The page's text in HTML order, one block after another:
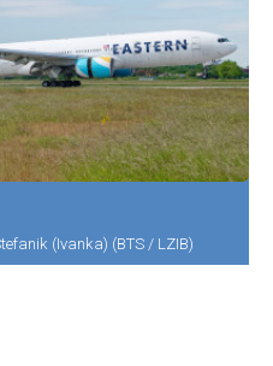
(Ivanka) (BTS / LZIB)